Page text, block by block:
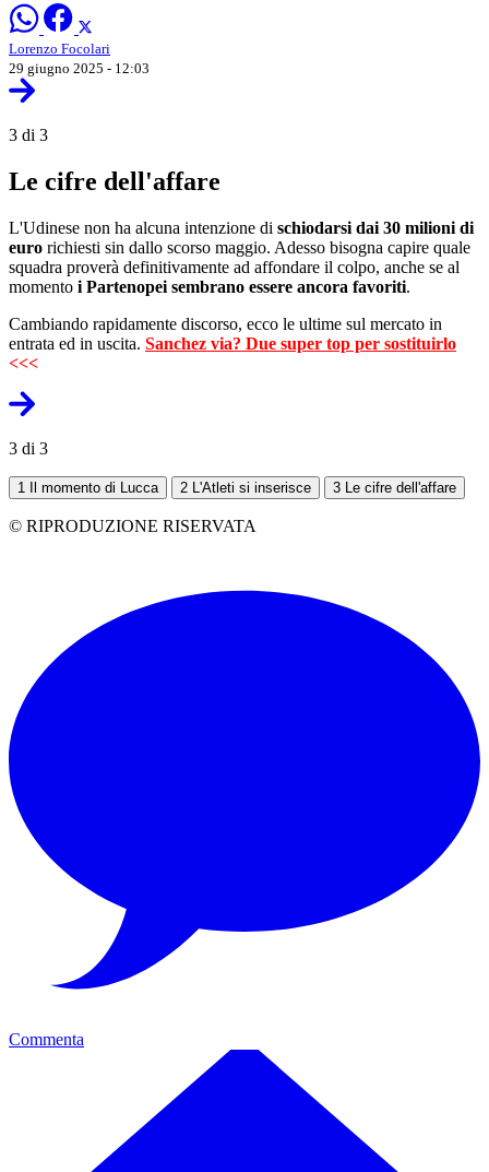
Lorenzo Focolari
29 giugno 2025 - 12:03
3 di 3
Le cifre dell'affare
L'Udinese non ha alcuna intenzione di schiodarsi dai 30 milioni di
euro richiesti sin dallo scorso maggio. Adesso bisogna capire quale
squadra proverà definitivamente ad affondare il colpo, anche se al
momento i Partenopei sembrano essere ancora favoriti.
Cambiando rapidamente discorso, ecco le ultime sul mercato in
entrata ed in uscita. Sanchez via? Due super top per sostituirlo
<<<
3 di 3
1 Il momento di Lucca 2 L'Atleti si inserisce 3 Le cifre dell'affare
© RIPRODUZIONE RISERVATA
Commenta